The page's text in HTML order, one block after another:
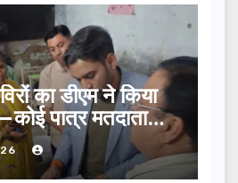
का डीएम ने किया
पात्र मतदाता